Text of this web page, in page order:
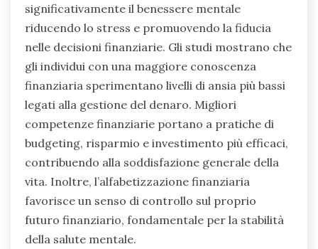
significativamente il benessere mentale
riducendo lo stress e promuovendo la fiducia
nelle decisioni finanziarie. Gli studi mostrano che
gli individui con una maggiore conoscenza
finanziaria sperimentano livelli di ansia più bassi
legati alla gestione del denaro. Migliori
competenze finanziarie portano a pratiche di
budgeting, risparmio e investimento più efficaci,
contribuendo alla soddisfazione generale della
vita. Inoltre, l’alfabetizzazione finanziaria
favorisce un senso di controllo sul proprio
futuro finanziario, fondamentale per la stabilità
della salute mentale.